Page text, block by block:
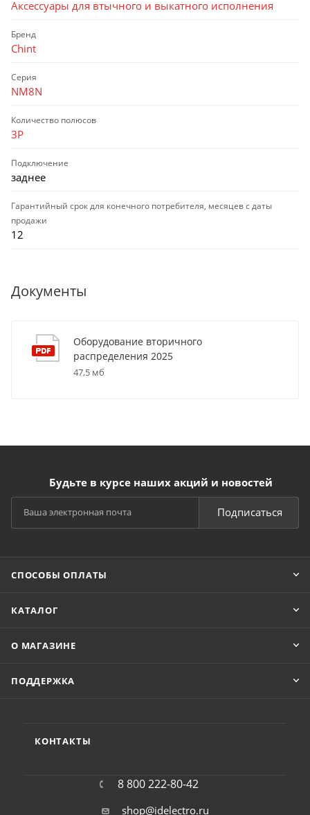
Аксессуары для втычного и выкатного исполнения
Бренд
Chint
Серия
NM8N
Количество полюсов
3P
Подключение
заднее
Гарантийный срок для конечного потребителя, месяцев с даты
продажи
12
Документы
Оборудование вторичного
распределения 2025
47,5 мб
Будьте в курсе наших акций и новостей
Подписаться
СПОСОБЫ ОПЛАТЫ
КАТАЛОГ
О МАГАЗИНЕ
ПОДДЕРЖКА
КОНТАКТЫ
8 800 222-80-42
shop@idelectro.ru